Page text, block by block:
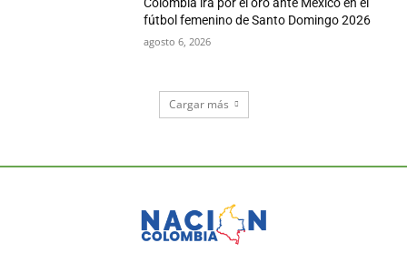
Colombia irá por el oro ante México en el
fútbol femenino de Santo Domingo 2026
agosto 6, 2026
Cargar más